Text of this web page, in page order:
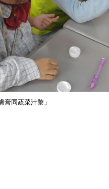
膏同蔬菜汁黎」